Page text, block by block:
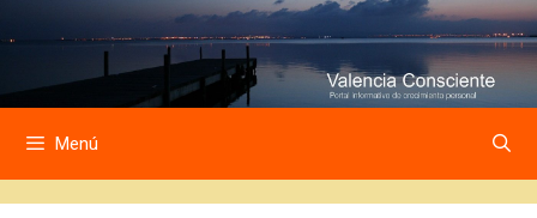
al
al
Menú